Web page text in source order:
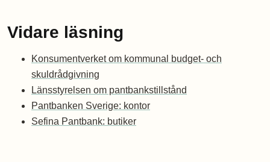
Vidare läsning
Konsumentverket om kommunal budget- och
skuldrådgivning
Länsstyrelsen om pantbankstillstånd
Pantbanken Sverige: kontor
Sefina Pantbank: butiker